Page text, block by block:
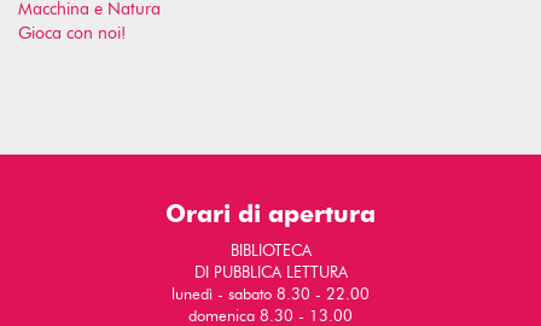
Macchina e Natura
Gioca con noi!
Orari di apertura
BIBLIOTECA
DI PUBBLICA LETTURA
lunedì - sabato 8.30 - 22.00
domenica 8.30 - 13.00